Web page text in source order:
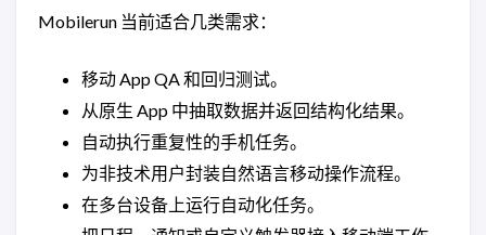
Mobilerun 当前适合几类需求：
移动 App QA 和回归测试。
从原生 App 中抽取数据并返回结构化结果。
自动执行重复性的手机任务。
为非技术用户封装自然语言移动操作流程。
在多台设备上运行自动化任务。